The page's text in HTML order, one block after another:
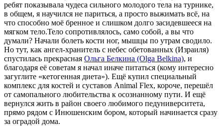
ребят показывала чудеса сильного молодого тела на турнике,
в общем, я научился не париться, а просто выжимать всё, на
что способно моё бренное и слишком долго засидевшееся на
мягком тело.Тело сопротивлялось, само собой, а вы что
думали? Начали болеть кости ног, мышцы по утрам сводило.
Но тут, как ангел-хранитель с небес обетованных (Израиля)
спустилась прекрасная Ольга Белкина (Olga Belkina), и
благодаря её советам я начал иначе питаться (кому интересно
загуглите «кетогенная диета»). Ещё купил специальный
комплекс для костей и суставов Animal Flex, короче, перешёл
от самопального любительства к осознанному пути. И ещё
вернулся жить в район своего любимого педуниверситета,
прямо рядом с Инюшенским бором, который начинается сразу
за оградой дома.